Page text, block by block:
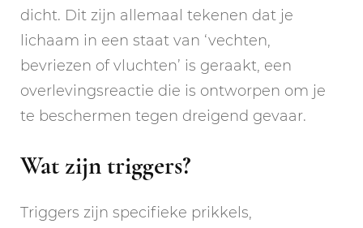
dicht. Dit zijn allemaal tekenen dat je
lichaam in een staat van ‘vechten,
bevriezen of vluchten’ is geraakt, een
overlevingsreactie die is ontworpen om je
te beschermen tegen dreigend gevaar.
Wat zijn triggers?
Triggers zijn specifieke prikkels,